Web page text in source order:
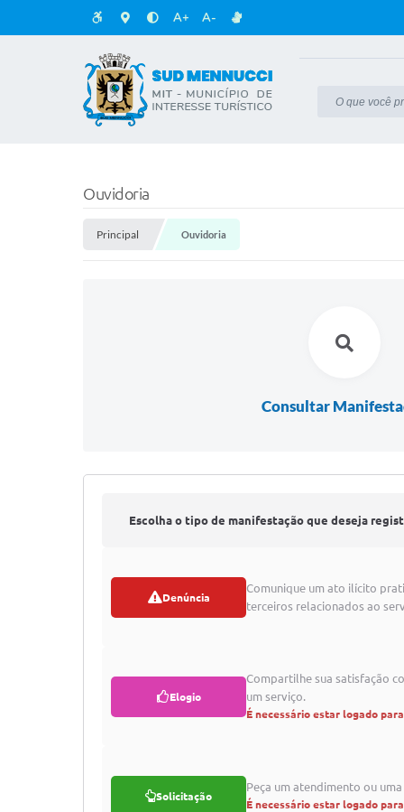
A+ A-
Ouvidoria
Principal Ouvidoria
Consultar
Escolha o tipo de manifestação que deseja
Denúncia
Comunique um ato ilícito
terceiros relacionados ao
Elogio
Compartilhe sua satisfação
um serviço.
É necessário estar logado
Solicitação
Peça um atendimento ou
É necessário estar logado